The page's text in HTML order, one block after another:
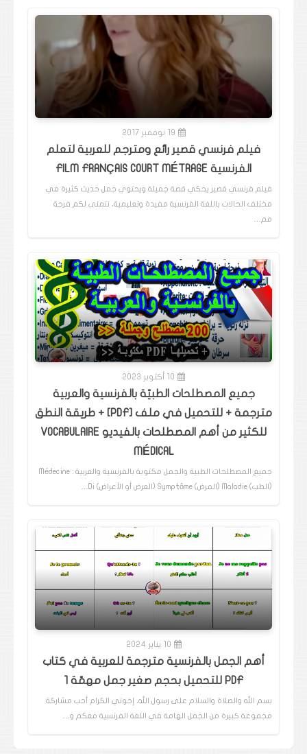
19 نوفمبر 2017
فيلم فرنسي قصير رائع ومترجم للعربية لتعلم
الفرنسية FILM FRANÇAIS COURT MÉTRAGE
فيلم فرنسي قصير يحكي قصة جميلة ويحتوي جمل حديث كثيرة في
مختلف الحالات باللغة الفرنسية مفيدة وتعليمية، نتمنى لكم فرجة
مم…
10 أكتوبر 2023
جميع المصطلحات الطبيّة بالفرنسية والعربية
مترجمة + للتحميل في ملف [PDF] + طريقة النطق
للكثير من أهم المصطلحات بالفيديو VOCABULAIRE
MÉDICAL
جميع المصطلحات الطبية والجمل مكتوبة بالفرنسية والعربية : Médecine
(الطب) Maladie (المرض) Symptôme (العرض أو الأعراض) Di…
10 يناير 2024
أهم الجمل بالفرنسية مترجمة للعربية في كتاب
PDF للتحميل بحجم صغير جمل مهمّة 1
بسم الله والصلاة والسلام على رسول الله، إخوتي الكرام أحب مشاركة
مجموعة كبيرة من الجمل الهامة في اللغة الفرنسية معكم و…